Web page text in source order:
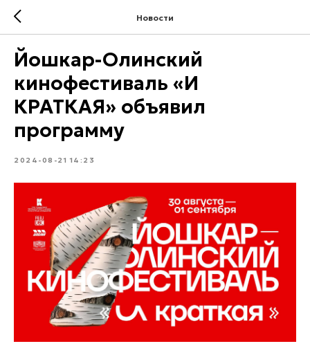
Новости
Йошкар-Олинский
кинофестиваль «И
КРАТКАЯ» объявил
программу
2024-08-21 14:23